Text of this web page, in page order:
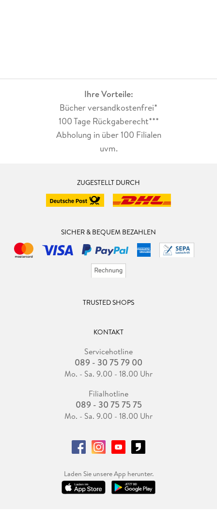
Ihre Vorteile:
Bücher versandkostenfrei*
100 Tage Rückgaberecht***
Abholung in über 100 Filialen
uvm.
ZUGESTELLT DURCH
SICHER & BEQUEM BEZAHLEN
TRUSTED SHOPS
KONTAKT
Servicehotline
089 - 30 75 79 00
Mo. - Sa. 9.00 - 18.00 Uhr
Filialhotline
089 - 30 75 75 75
Mo. - Sa. 9.00 - 18.00 Uhr
Laden Sie unsere App herunter.